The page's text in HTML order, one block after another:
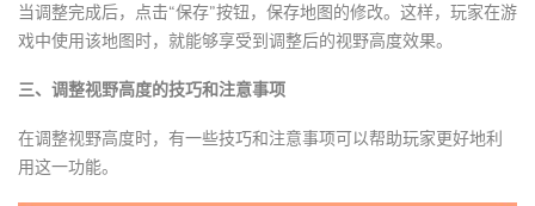
当调整完成后，点击“保存”按钮，保存地图的修改。这样，玩家在游
戏中使用该地图时，就能够享受到调整后的视野高度效果。
三、调整视野高度的技巧和注意事项
在调整视野高度时，有一些技巧和注意事项可以帮助玩家更好地利
用这一功能。